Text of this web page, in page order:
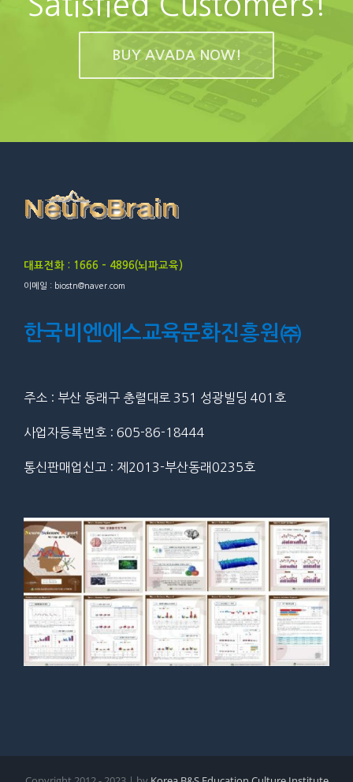
BUY AVADA NOW!
대표전화 : 1666 – 4896(뇌파교육)
이메일 : biostn@naver.com
한국비엔에스교육문화진흥원㈜
주소 : 부산 동래구 충렬대로 351 성광빌딩 401호
사업자등록번호 : 605-86-18444
통신판매업신고 : 제2013-부산동래0235호